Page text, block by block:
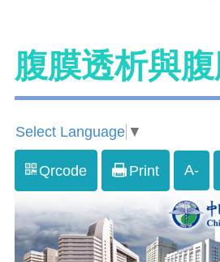
腹膜透析與
Select Language ▼
Qrcode Print A-